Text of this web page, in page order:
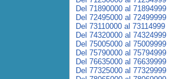
Del 71890000 al 71894999
Del 72495000 al 72499999
Del 73110000 al 73114999
Del 74320000 al 74324999
Del 75005000 al 75009999
Del 75790000 al 75794999
Del 76635000 al 76639999
Del 77325000 al 77329999